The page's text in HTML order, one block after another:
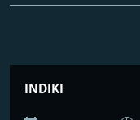
INDIKI